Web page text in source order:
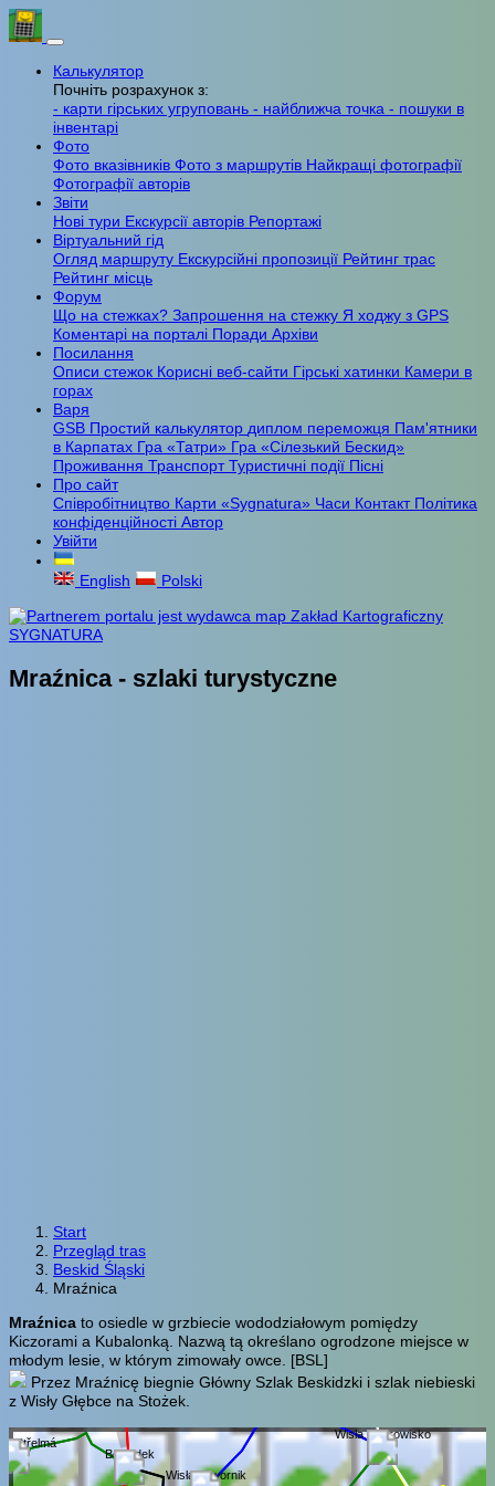
Калькулятор
Почніть розрахунок з:
- карти гірських угруповань - найближча точка - пошуки в
інвентарі
Фото
Фото вказівників Фото з маршрутів Найкращі фотографії
Фотографії авторів
Звіти
Нові тури Екскурсії авторів Репортажі
Віртуальний гід
Огляд маршруту Екскурсійні пропозиції Рейтинг трас
Рейтинг місць
Форум
Що на стежках? Запрошення на стежку Я ходжу з GPS
Коментарі на порталі Поради Архіви
Посилання
Описи стежок Корисні веб-сайти Гірські хатинки Камери в
горах
Варя
GSB Простий калькулятор диплом переможця Пам'ятники
в Карпатах Гра «Татри» Гра «Сілезький Бескид»
Проживання ТранспортТуристичні події Пісні
Про сайт
Співробітництво Карти «Sygnatura» Часи Контакт Політика
конфіденційності Автор
Увійти
English Polski
Mraźnica - szlaki turystyczne
Start
Przegląd tras
Beskid Śląski
Mraźnica
Mraźnica to osiedle w grzbiecie wododziałowym pomiędzy
Kiczorami a Kubalonką. Nazwą tą określano ogrodzone miejsce w
młodym lesie, w którym zimowały owce. [BSL]
Przez Mraźnicę biegnie Główny Szlak Beskidzki i szlak niebieski
z Wisły Głębce na Stożek.
Beskidek
Střelmá
Wisła Jawornik
Wisła Uzdrowisko